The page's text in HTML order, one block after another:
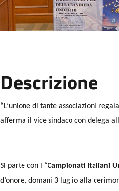
Descrizione
“L’unione di tante associazioni
afferma il vice sindaco con delega
Si parte con i “Campionati Italiani
d’onore, domani 3 luglio alla